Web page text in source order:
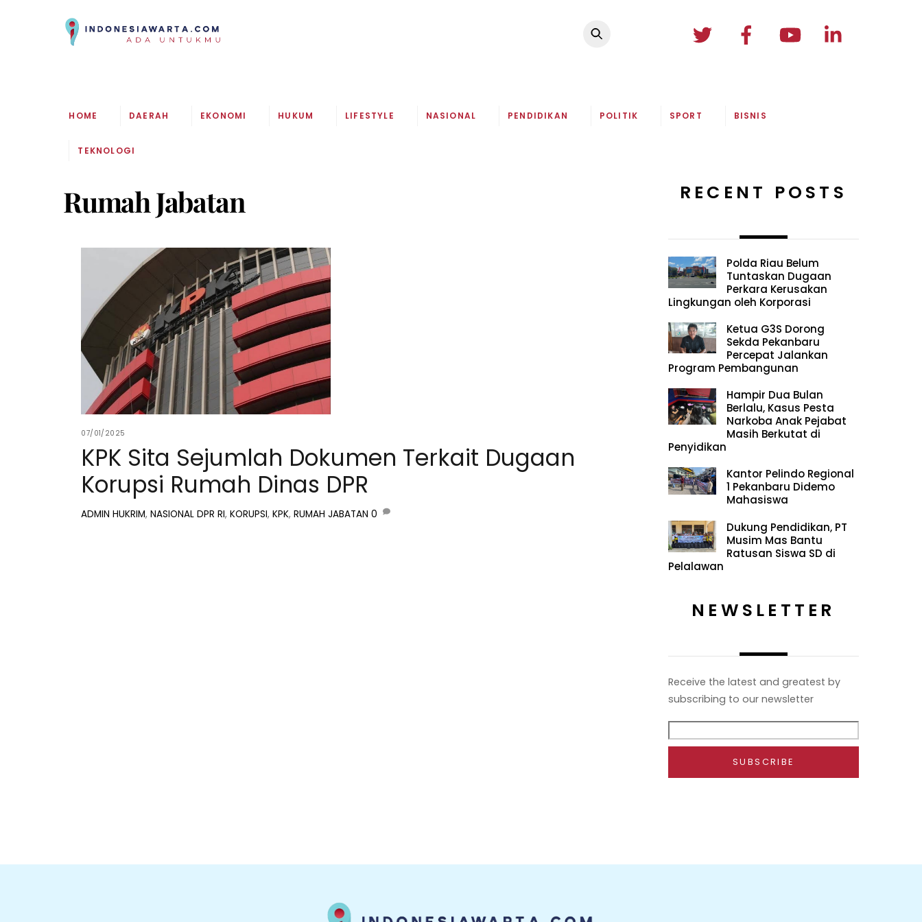
HOME DAERAH EKONOMI HUKUM LIFESTYLE NASIONAL PENDIDIKAN POLITIK SPORT BISNIS
TEKNOLOGI
Rumah Jabatan
07/01/2025
KPK Sita Sejumlah Dokumen Terkait Dugaan
Korupsi Rumah Dinas DPR
ADMIN HUKRIM,NASIONAL DPR RI,KORUPSI,KPK,RUMAH JABATAN 0
RECENT POSTS
Polda Riau Belum
Tuntaskan Dugaan
Perkara Kerusakan
Lingkungan oleh Korporasi
Ketua G3S Dorong
Sekda Pekanbaru
Percepat Jalankan
Program Pembangunan
Hampir Dua Bulan
Berlalu, Kasus Pesta
Narkoba Anak Pejabat
Masih Berkutat di
Penyidikan
Kantor Pelindo Regional
1 Pekanbaru Didemo
Mahasiswa
Dukung Pendidikan, PT
Musim Mas Bantu
Ratusan Siswa SD di
Pelalawan
NEWSLETTER
Receive the latest and greatest by
subscribing to our newsletter